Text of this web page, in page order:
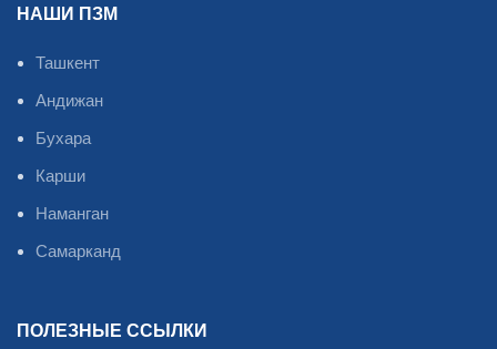
НАШИ ПЗМ
Ташкент
Андижан
Бухара
Карши
Наманган
Самарканд
ПОЛЕЗНЫЕ ССЫЛКИ